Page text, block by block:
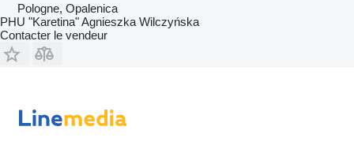
Pologne, Opalenica
PHU "Karetina" Agnieszka Wilczyńska
Contacter le vendeur